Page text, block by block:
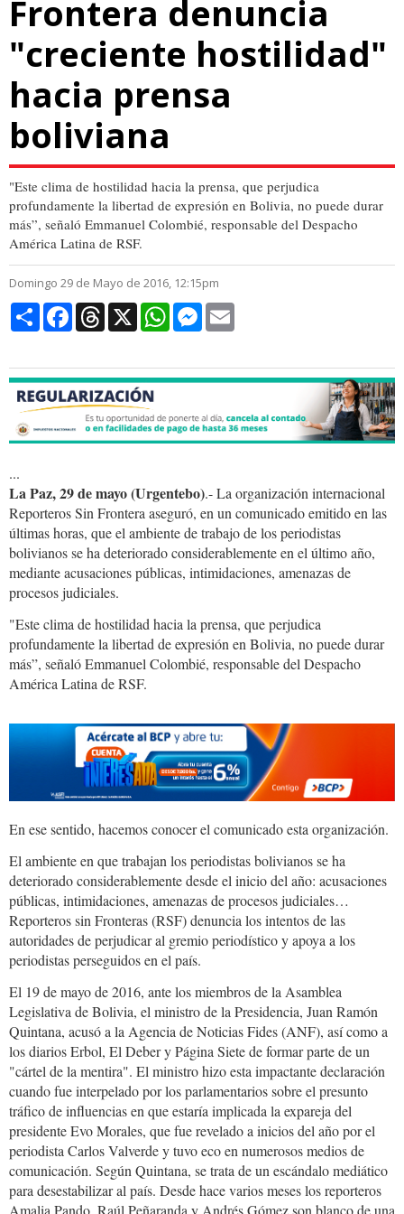
Frontera denuncia
"creciente hostilidad"
hacia prensa
boliviana
"Este clima de hostilidad hacia la prensa, que perjudica
profundamente la libertad de expresión en Bolivia, no puede durar
más”, señaló Emmanuel Colombié, responsable del Despacho
América Latina de RSF.
Domingo 29 de Mayo de 2016, 12:15pm
CompartirFacebookThreads
X WhatsAppMessenger
...
La Paz, 29 de mayo (Urgentebo).- La organización internacional
Reporteros Sin Frontera aseguró, en un comunicado emitido en las
últimas horas, que el ambiente de trabajo de los periodistas
bolivianos se ha deteriorado considerablemente en el último año,
mediante acusaciones públicas, intimidaciones, amenazas de
procesos judiciales.
"Este clima de hostilidad hacia la prensa, que perjudica
profundamente la libertad de expresión en Bolivia, no puede durar
más”, señaló Emmanuel Colombié, responsable del Despacho
América Latina de RSF.
En ese sentido, hacemos conocer el comunicado esta organización.
El ambiente en que trabajan los periodistas bolivianos se ha
deteriorado considerablemente desde el inicio del año: acusaciones
públicas, intimidaciones, amenazas de procesos judiciales…
Reporteros sin Fronteras (RSF) denuncia los intentos de las
autoridades de perjudicar al gremio periodístico y apoya a los
periodistas perseguidos en el país.
El 19 de mayo de 2016, ante los miembros de la Asamblea
Legislativa de Bolivia, el ministro de la Presidencia, Juan Ramón
Quintana, acusó a la Agencia de Noticias Fides (ANF), así como a
los diarios Erbol, El Deber y Página Siete de formar parte de un
"cártel de la mentira". El ministro hizo esta impactante declaración
cuando fue interpelado por los parlamentarios sobre el presunto
tráfico de influencias en que estaría implicada la expareja del
presidente Evo Morales, que fue revelado a inicios del año por el
periodista Carlos Valverde y tuvo eco en numerosos medios de
comunicación. Según Quintana, se trata de un escándalo mediático
para desestabilizar al país. Desde hace varios meses los reporteros
Amalia Pando, Raúl Peñaranda y Andrés Gómez son blanco de una